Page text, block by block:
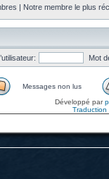
| Notre membre le plus
Mot
Messages non lus
Développé par
Traduction